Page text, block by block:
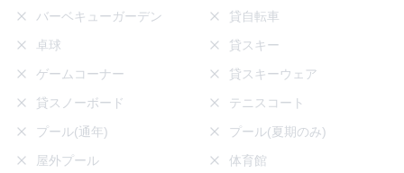
バーベキューガーデン
貸自転車
卓球
貸スキー
ゲームコーナー
貸スキーウェア
貸スノーボード
テニスコート
プール(通年)
プール(夏期のみ)
屋外プール
体育館